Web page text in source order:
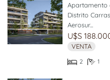
Apartamento
Distrito
Aerosur...
U$S
VENTA
2 1